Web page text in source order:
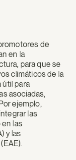
de
en la
para que se
climáticos de la
útil para
asociadas,
ejemplo,
las
las
y las